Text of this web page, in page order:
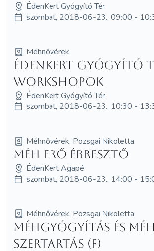
ÉdenKert Gyógyító Tér
szombat, 2018-06-23., 09:00 -
Méhnővérek
ÉdenKert Gyógyító
workshopok
ÉdenKert Gyógyító Tér
szombat, 2018-06-23., 10:30 -
Méhnővérek, Pozsgai Nikoletta
Méh Erő Ébresztő
ÉdenKert Agapé
szombat, 2018-06-23., 14:00 -
Méhnővérek, Pozsgai Nikoletta
Méhgyógyítás és
szertartás (F)